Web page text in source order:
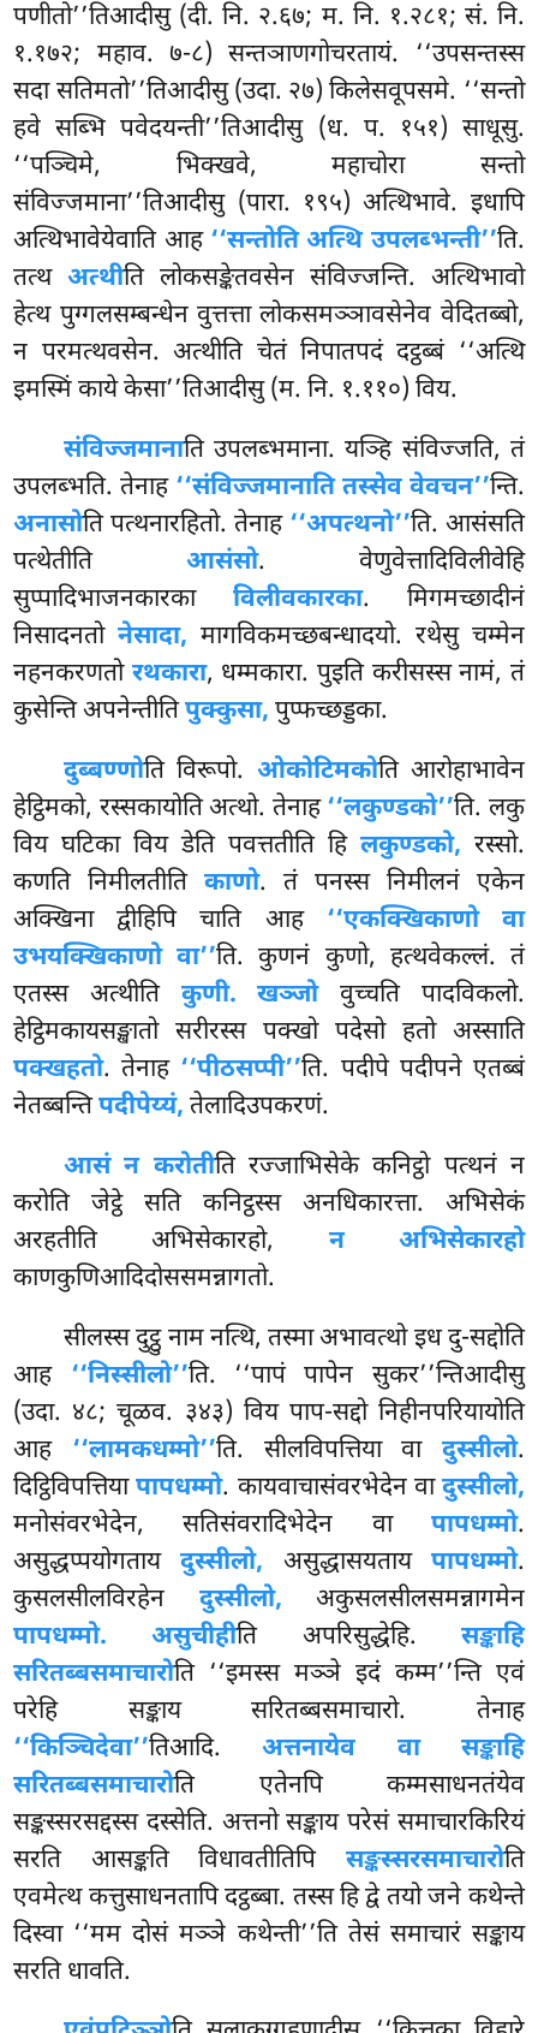
पणीतो’’तिआदीसु (दी. नि. २.६७; म. नि. १.२८१; सं. नि.
१.१७२; महाव. ७-८) सन्तञाणगोचरतायं. ‘‘उपसन्तस्स
सदा सतिमतो’’तिआदीसु (उदा. २७) किलेसवूपसमे. ‘‘सन्तो
हवे सब्भि पवेदयन्ती’’तिआदीसु (ध. प. १५१) साधूसु.
‘‘पञ्चिमे, भिक्खवे, महाचोरा सन्तो
संविज्जमाना’’तिआदीसु (पारा. १९५) अत्थिभावे. इधापि
अत्थिभावेयेवाति आह ‘‘सन्तोति अत्थि उपलब्भन्ती’’ति.
तत्थअत्थीति लोकसङ्केतवसेन संविज्जन्ति. अत्थिभावो
हेत्थ पुग्गलसम्बन्धेन वुत्तत्ता लोकसमञ्ञावसेनेव वेदितब्बो,
न परमत्थवसेन. अत्थीति चेतं निपातपदं दट्ठब्बं ‘‘अत्थि
इमस्मिं काये केसा’’तिआदीसु (म. नि. १.११०) विय.
संविज्जमानाति उपलब्भमाना. यञ्हि संविज्जति, तं
उपलब्भति. तेनाह ‘‘संविज्जमानाति तस्सेव वेवचन’’न्ति.
अनासोति पत्थनारहितो. तेनाह ‘‘अपत्थनो’’ति. आसंसति
पत्थेतीति आसंसो. वेणुवेत्तादिविलीवेहि
सुप्पादिभाजनकारका विलीवकारका. मिगमच्छादीनं
निसादनतोनेसादा, मागविकमच्छबन्धादयो. रथेसु चम्मेन
नहनकरणतो रथकारा, धम्मकारा. पुइति करीसस्स नामं, तं
कुसेन्ति अपनेन्तीतिपुक्कुसा, पुप्फच्छड्डका.
दुब्बण्णोति विरूपो. ओकोटिमकोति आरोहाभावेन
हेट्ठिमको, रस्सकायोति अत्थो. तेनाह‘‘लकुण्डको’’ति. लकु
विय घटिका विय डेति पवत्ततीति हि लकुण्डको, रस्सो.
कणति निमीलतीतिकाणो. तं पनस्स निमीलनं एकेन
अक्खिना द्वीहिपि चाति आह ‘‘एकक्खिकाणो वा
उभयक्खिकाणो वा’’ति. कुणनं कुणो, हत्थवेकल्लं. तं
एतस्स अत्थीति कुणी. खञ्जोवुच्चति पादविकलो.
हेट्ठिमकायसङ्खातो सरीरस्स पक्खो पदेसो हतो अस्साति
पक्खहतो. तेनाह ‘‘पीठसप्पी’’ति. पदीपे पदीपने एतब्बं
नेतब्बन्तिपदीपेय्यं, तेलादिउपकरणं.
आसं न करोतीति रज्जाभिसेके कनिट्ठो पत्थनं न
करोति जेट्ठे सति कनिट्ठस्स अनधिकारत्ता. अभिसेकं
अरहतीति अभिसेकारहो, न अभिसेकारहो
काणकुणिआदिदोससमन्नागतो.
सीलस्सदुट्ठु नाम नत्थि, तस्मा अभावत्थो इध दु-सद्दोति
आह ‘‘निस्सीलो’’ति. ‘‘पापं पापेन सुकर’’न्तिआदीसु
(उदा. ४८; चूळव. ३४३) विय पाप-सद्दो निहीनपरियायोति
आह ‘‘लामकधम्मो’’ति. सीलविपत्तिया वा दुस्सीलो.
दिट्ठिविपत्तियापापधम्मो. कायवाचासंवरभेदेन वादुस्सीलो,
मनोसंवरभेदेन, सतिसंवरादिभेदेन वा पापधम्मो.
असुद्धप्पयोगतायदुस्सीलो, असुद्धासयताय पापधम्मो.
कुसलसीलविरहेन दुस्सीलो, अकुसलसीलसमन्नागमेन
पापधम्मो. असुचीहीति अपरिसुद्धेहि. सङ्काहि
सरितब्बसमाचारोति ‘‘इमस्स मञ्ञे इदं कम्म’’न्ति एवं
परेहि सङ्काय सरितब्बसमाचारो. तेनाह
‘‘किञ्चिदेवा’’तिआदि.अत्तनायेव वा सङ्काहि
सरितब्बसमाचारोति एतेनपि कम्मसाधनतंयेव
सङ्कस्सरसद्दस्स दस्सेति. अत्तनो सङ्काय परेसं समाचारकिरियं
सरति आसङ्कति विधावतीतिपि सङ्कस्सरसमाचारोति
एवमेत्थ कत्तुसाधनतापि दट्ठब्बा. तस्स हि द्वे तयो जने कथेन्ते
दिस्वा ‘‘मम दोसं मञ्ञे कथेन्ती’’ति तेसं समाचारं सङ्काय
सरति धावति.